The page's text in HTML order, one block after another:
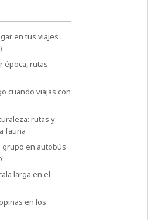
en tus viajes
época, rutas
cuando viajas con
rutas y
fauna
grupo en autobús
larga en el
en los